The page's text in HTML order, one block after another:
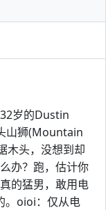
岁的Dustin
山狮(Mountain
木头，没想到却
办？跑，估计你
的猛男，敢用电
。oioi：仅从电